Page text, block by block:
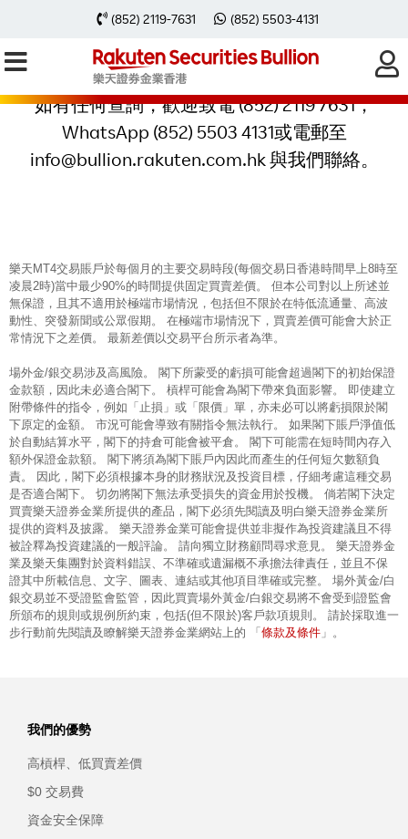
(852) 2119-7631 (852) 5503-4131
感謝您登記「交易獎賞推廣」!
如有任何查詢，歡迎致電 (852) 2119 7631，
WhatsApp (852) 5503 4131或電郵至
info@bullion.rakuten.com.hk 與我們聯絡。
樂天MT4交易賬戶於每個月的主要交易時段(每個交易日香港時間早上8時至
凌晨2時)當中最少90%的時間提供固定買賣差價。 但本公司對以上所述並
無保證，且其不適用於極端市場情況，包括但不限於在特低流通量、高波
動性、突發新聞或公眾假期。 在極端市場情況下，買賣差價可能會大於正
常情況下之差價。 最新差價以交易平台所示者為準。
場外金/銀交易涉及高風險。 閣下所蒙受的虧損可能會超過閣下的初始保證
金款額，因此未必適合閣下。 槓桿可能會為閣下帶來負面影響。 即使建立
附帶條件的指令，例如「止損」或「限價」單，亦未必可以將虧損限於閣
下原定的金額。 市況可能會導致有關指令無法執行。 如果閣下賬戶淨值低
於自動結算水平，閣下的持倉可能會被平倉。 閣下可能需在短時間內存入
額外保證金款額。 閣下將須為閣下賬戶內因此而產生的任何短欠數額負
責。 因此，閣下必須根據本身的財務狀況及投資目標，仔細考慮這種交易
是否適合閣下。 切勿將閣下無法承受損失的資金用於投機。 倘若閣下決定
買賣樂天證券金業所提供的產品，閣下必須先閱讀及明白樂天證券金業所
提供的資料及披露。 樂天證券金業可能會提供並非擬作為投資建議且不得
被詮釋為投資建議的一般評論。 請向獨立財務顧問尋求意見。 樂天證券金
業及樂天集團對於資料錯誤、不準確或遺漏概不承擔法律責任，並且不保
證其中所載信息、文字、圖表、連結或其他項目準確或完整。 場外黃金/白
銀交易並不受證監會監管，因此買賣場外黃金/白銀交易將不會受到證監會
所頒布的規則或規例所約束，包括(但不限於)客戶款項規則。 請於採取進一
步行動前先閱讀及瞭解樂天證券金業網站上的 「 條款及條件 」。
我們的優勢
高槓桿、低買賣差價
$0 交易費
資金安全保障